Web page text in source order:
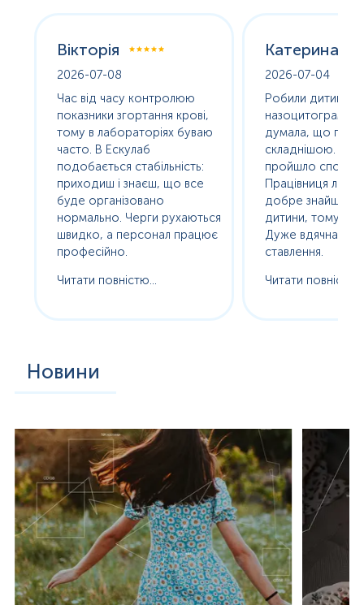
Вікторія
2026-07-08
Час від часу контролюю
показники згортання крові,
тому в лабораторіях буваю
часто. В Ескулаб
подобається стабільність:
приходиш і знаєш, що все
буде організовано
нормально. Черги рухаються
швидко, а персонал працює
професійно.
Читати повністю...
Катерина
2026-07-04
Робили дитині
назоцитограму.
думала, що
складнішою.
пройшло
Працівниця
добре знайшла
дитини, тому без
Дуже вдячна за
ставлення.
Читати повністю...
Новини